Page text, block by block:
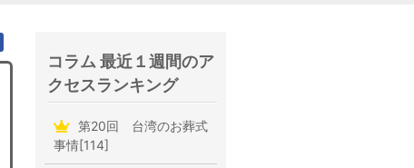
コラム 最近１週間のア
クセスランキング
第20回 台湾のお葬式
事情[114]